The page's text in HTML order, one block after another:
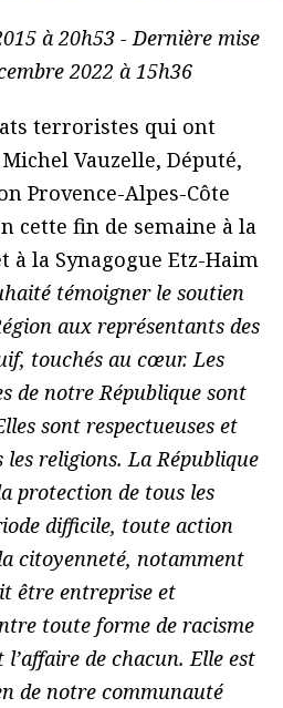
à 20h53 - Dernière mise
2022 à 15h36
terroristes qui ont
Vauzelle, Député,
Provence-Alpes-Côte
cette fin de semaine à la
à la Synagogue Etz-Haim
témoigner le soutien
aux représentants des
touchés au cœur. Les
de notre République sont
sont respectueuses et
religions. La République
protection de tous les
difficile, toute action
citoyenneté, notamment
être entreprise et
toute forme de racisme
de chacun. Elle est
de notre communauté